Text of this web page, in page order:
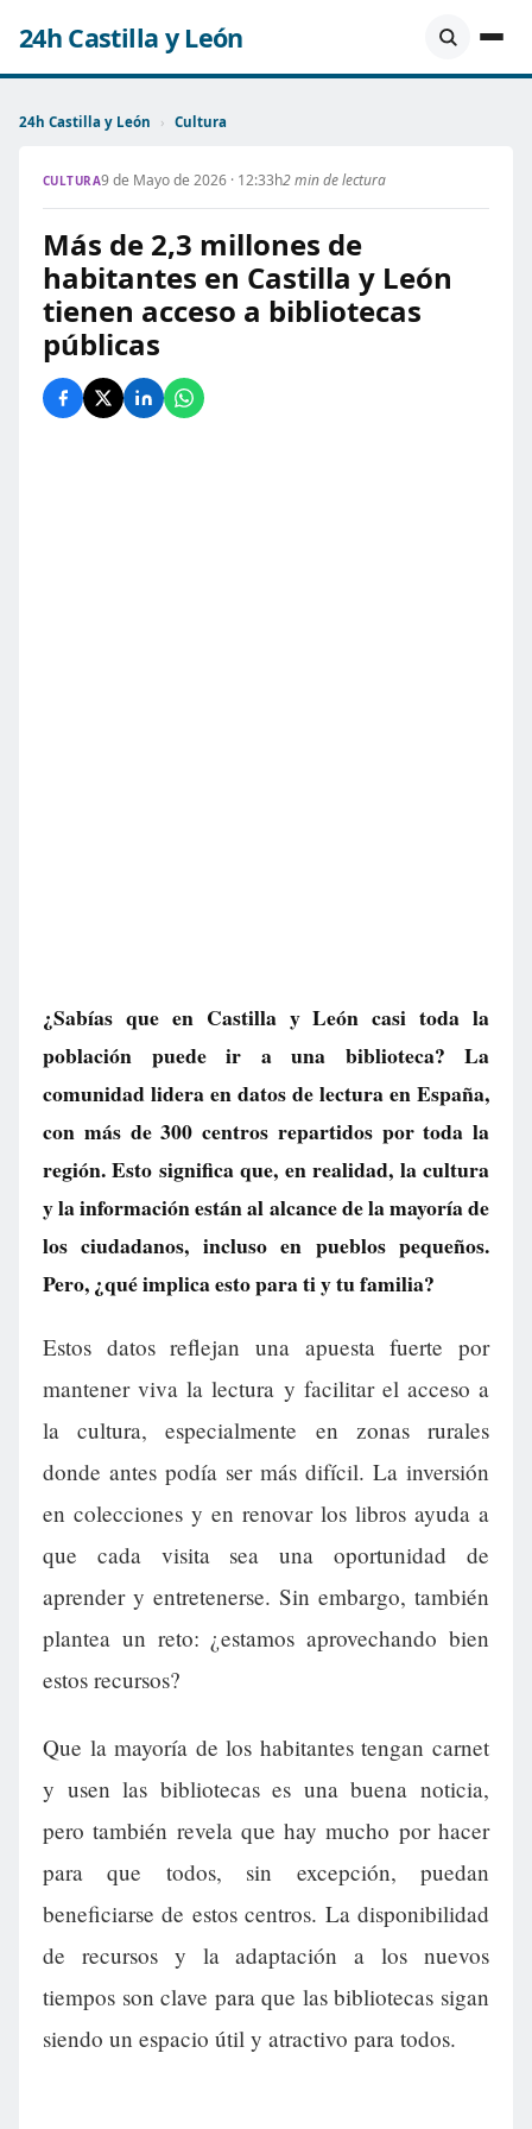
24h Castilla y León
24h Castilla y León › Cultura
CULTURA9 de Mayo de 2026 · 12:33h2 min de lectura
Más de 2,3 millones de
habitantes en Castilla y León
tienen acceso a bibliotecas
públicas
¿Sabías que en Castilla y León casi toda la
población puede ir a una biblioteca? La
comunidad lidera en datos de lectura en España,
con más de 300 centros repartidos por toda la
región. Esto significa que, en realidad, la cultura
y la información están al alcance de la mayoría de
los ciudadanos, incluso en pueblos pequeños.
Pero, ¿qué implica esto para ti y tu familia?
Estos datos reflejan una apuesta fuerte por
mantener viva la lectura y facilitar el acceso a
la cultura, especialmente en zonas rurales
donde antes podía ser más difícil. La inversión
en colecciones y en renovar los libros ayuda a
que cada visita sea una oportunidad de
aprender y entretenerse. Sin embargo, también
plantea un reto: ¿estamos aprovechando bien
estos recursos?
Que la mayoría de los habitantes tengan carnet
y usen las bibliotecas es una buena noticia,
pero también revela que hay mucho por hacer
para que todos, sin excepción, puedan
beneficiarse de estos centros. La disponibilidad
de recursos y la adaptación a los nuevos
tiempos son clave para que las bibliotecas sigan
siendo un espacio útil y atractivo para todos.